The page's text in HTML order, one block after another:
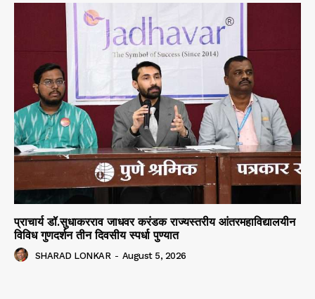
प्राचार्य डॉ.सुधाकरराव जाधवर करंडक राज्यस्तरीय आंतरमहाविद्यालयीन
विविध गुणदर्शन तीन दिवसीय स्पर्धा पुण्यात
SHARAD LONKAR - August 5, 2026